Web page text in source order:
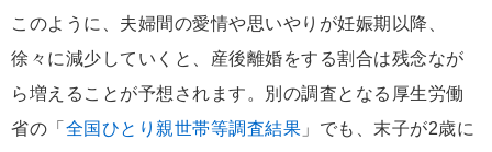
このように、夫婦間の愛情や思いやりが妊娠期以降、
徐々に減少していくと、産後離婚をする割合は残念なが
ら増えることが予想されます。別の調査となる厚生労働
省の「 全国ひとり親世帯等調査結果 」でも、末子が2歳に